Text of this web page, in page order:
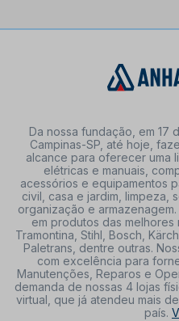
Da nossa fundação, em 17
Campinas-SP, até hoje,
alcance para oferecer uma
elétricas e manuais,
acessórios e equipamentos
civil, casa e jardim, limpeza,
organização e
em produtos das melhores
Tramontina, Stihl, Bosch,
Paletrans, dentre outras.
com excelência para
Manutenções, Reparos e
demanda de nossas 4 lojas
virtual, que já atendeu mais
país.